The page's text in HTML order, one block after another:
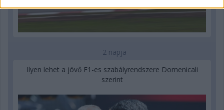
2 napja
Ilyen lehet a jövő F1-es szabályrendszere Domenicali
szerint